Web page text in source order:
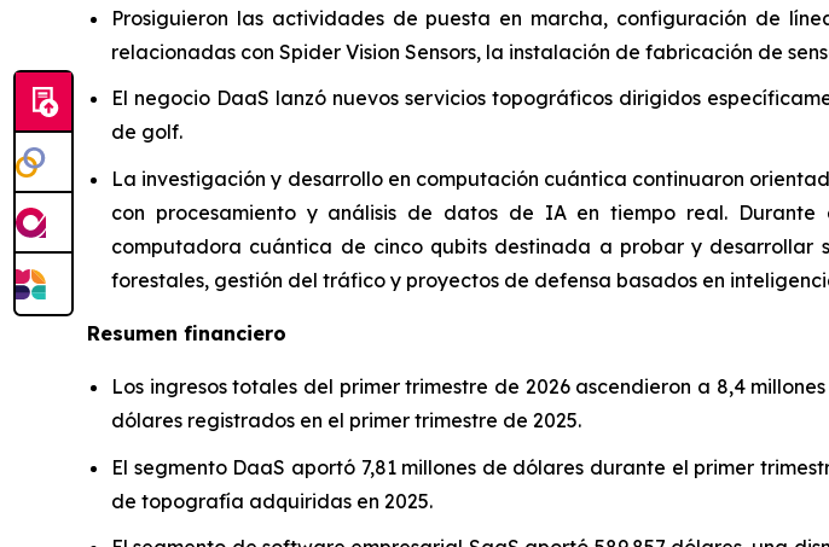
Prosiguieron las actividades de puesta en marcha, configuración de
relacionadas con Spider Vision Sensors, la instalación de fabricación de
El negocio DaaS lanzó nuevos servicios topográficos dirigidos
de golf.
La investigación y desarrollo en computación cuántica continuaron
con procesamiento y análisis de datos de IA en tiempo real.
computadora cuántica de cinco qubits destinada a probar y desarrollar
forestales, gestión del tráfico y proyectos de defensa basados en
Resumen financiero
Los ingresos totales del primer trimestre de 2026 ascendieron a 8,4
dólares registrados en el primer trimestre de 2025.
El segmento DaaS aportó 7,81 millones de dólares durante el primer
de topografía adquiridas en 2025.